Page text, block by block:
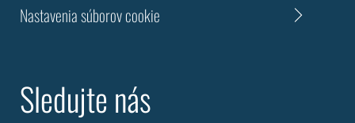
Nastavenia súborov cookie
Sledujte nás